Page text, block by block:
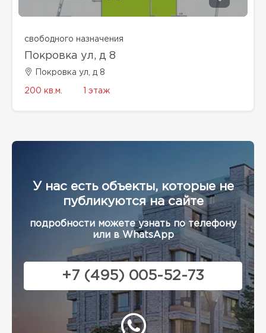
свободного назначения
Покровка ул, д 8
Покровка ул, д 8
200 кв.м. 1 этаж
У нас есть объекты, которые не
публикуются на сайте
подробности можете узнать по телефону
или в WhatsApp
+7 (495) 005-52-73